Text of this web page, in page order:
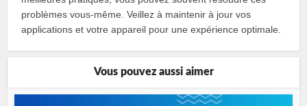
problèmes vous-même. Veillez à maintenir à jour vos
applications et votre appareil pour une expérience optimale.
Vous pouvez aussi aimer